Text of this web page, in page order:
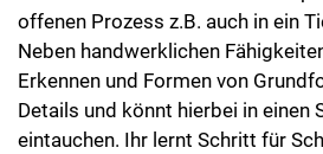
offenen Prozess z.B. auch in ein
Neben handwerklichen
Erkennen und Formen von
Details und könnt hierbei in einen
eintauchen. Ihr lernt Schritt für